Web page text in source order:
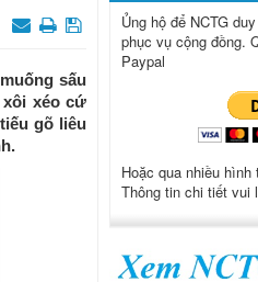
sấu
xôi xéo cứ
gõ liêu
Ủng hộ để NCTG
phục vụ cộng đồng.
Paypal
Hoặc qua nhiều
Thông tin chi tiết vui